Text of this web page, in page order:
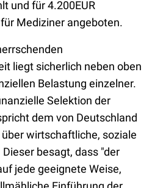
und für 4.200EUR
Mediziner angeboten.
liegt sicherlich neben oben
Belastung einzelner.
Selektion der
dem von Deutschland
wirtschaftliche, soziale
besagt, dass "der
jede geeignete Weise,